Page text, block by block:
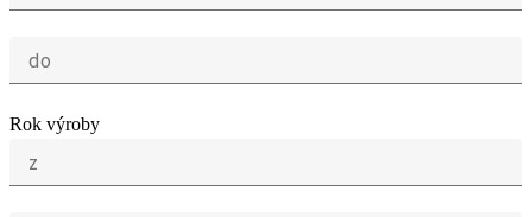
do
Rok výroby
z